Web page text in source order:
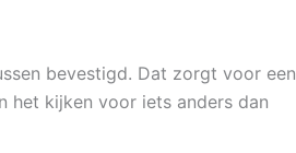
bevestigd. Dat zorgt voor een
het kijken voor iets anders dan